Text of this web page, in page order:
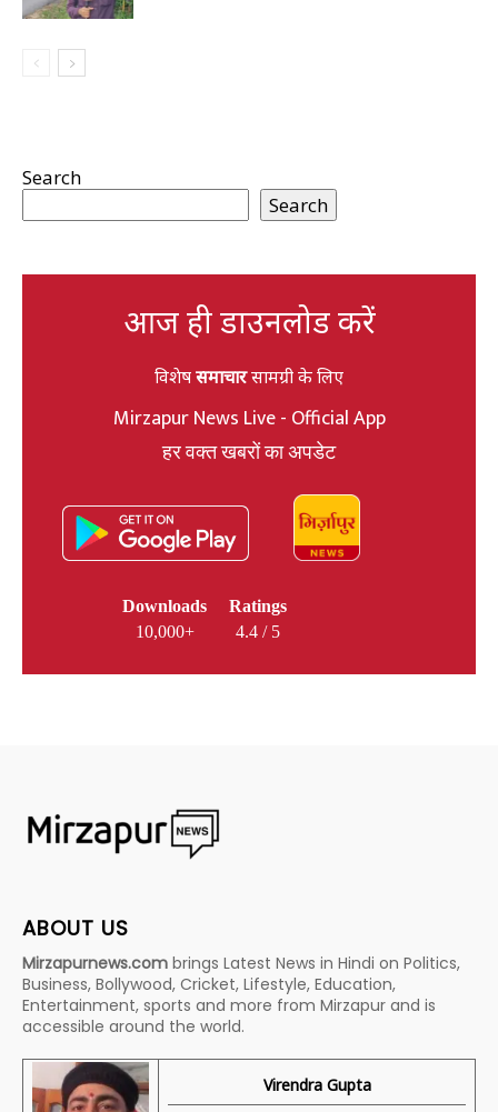
Search
Search
आज ही डाउनलोड करें
विशेषसमाचारसामग्री के लिए
Mirzapur News Live - Official App
हर वक्त खबरों का अपडेट
Downloads
10,000+
Ratings
4.4 / 5
ABOUT US
Mirzapurnews.com brings Latest News in Hindi on Politics,
Business, Bollywood, Cricket, Lifestyle, Education,
Entertainment, sports and more from Mirzapur and is
accessible around the world.
Virendra Gupta